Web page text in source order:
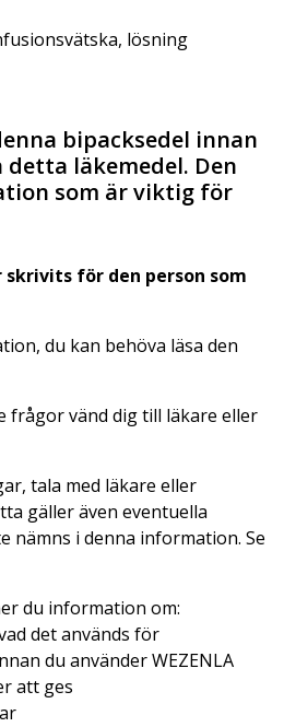
lösning
bipacksedel innan
läkemedel. Den
som är viktig för
skrivits för den person som
du kan behöva läsa den
frågor vänd dig till läkare eller
tala med läkare eller
gäller även eventuella
nämns i denna information. Se
du information om:
det används för
du använder WEZENLA
att ges